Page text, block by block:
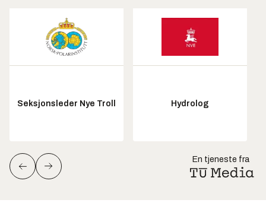
Seksjonsleder Nye Troll Hydrolog
En tjeneste fra